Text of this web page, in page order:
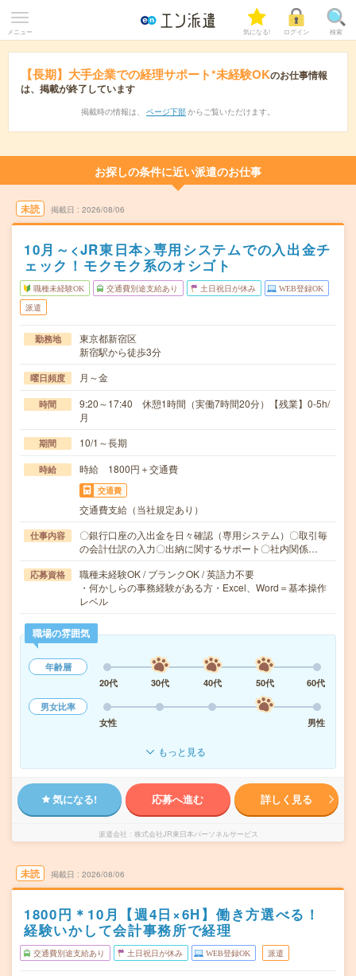
メニュー 気になる! ログイン 検索
【長期】大手企業での経理サポート*未経験OKのお仕事情報
は、掲載が終了しています
掲載時の情報は、 ページ下部 からご覧いただけます。
お探しの条件に近い派遣のお仕事
未読 掲載日 2026/08/06
10月～<JR東日本>専用システムでの入出金チ
ェック！モクモク系のオシゴト
職種未経験OK 交通費別途支給あり 土日祝日が休み WEB登録OK
派遣
勤務地
東京都新宿区
新宿駅から徒歩3分
曜日頻度 月～金
時間
9:20～17:40 休憩1時間（実働7時間20分）【残業】0-5h/
月
期間 10/1～長期
時給 時給 1800円＋交通費
交通費
交通費支給（当社規定あり）
仕事内容
〇銀行口座の入出金を日々確認（専用システム）〇取引毎
の会計仕訳の入力〇出納に関するサポート〇社内関係…
応募資格
職種未経験OK / ブランクOK / 英語力不要
・何かしらの事務経験がある方・Excel、Word＝基本操作
レベル
職場の雰囲気
年齢層
20代
30代 40代 50代
60代
男女比率
女性
男性
もっと見る
気になる! 応募へ進む 詳しく見る
派遣会社 株式会社JR東日本パーソネルサービス
未読 掲載日 2026/08/06
1800円＊10月【週4日×6H】働き方選べる！
経験いかして会計事務所で経理
交通費別途支給あり 土日祝日が休み WEB登録OK 派遣